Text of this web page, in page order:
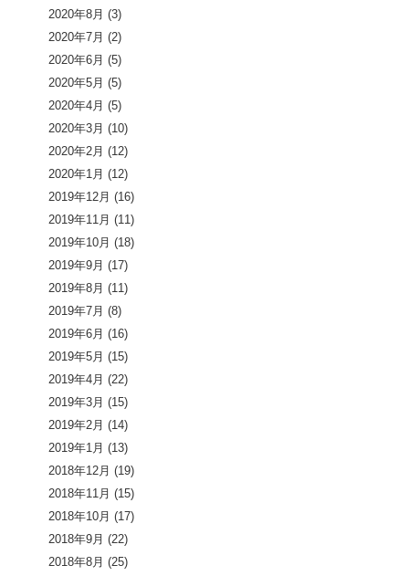
2020年8月 (3)
2020年7月 (2)
2020年6月 (5)
2020年5月 (5)
2020年4月 (5)
2020年3月 (10)
2020年2月 (12)
2020年1月 (12)
2019年12月 (16)
2019年11月 (11)
2019年10月 (18)
2019年9月 (17)
2019年8月 (11)
2019年7月 (8)
2019年6月 (16)
2019年5月 (15)
2019年4月 (22)
2019年3月 (15)
2019年2月 (14)
2019年1月 (13)
2018年12月 (19)
2018年11月 (15)
2018年10月 (17)
2018年9月 (22)
2018年8月 (25)